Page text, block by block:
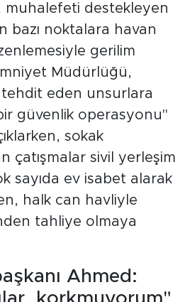
muhalefeti destekleyen
bazı noktalara havan
gerilim
Müdürlüğü,
eden unsurlara
güvenlik operasyonu"
sokak
çatışmalar sivil yerleşim
sayıda ev isabet alarak
halk can havliyle
tahliye olmaya
Ahmed: